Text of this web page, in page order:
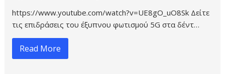
https://www.youtube.com/watch?v=UE8gO_uO8Sk Δείτε
τις επιδράσεις του έξυπνου φωτισμού 5G στα δέντ…
Read More